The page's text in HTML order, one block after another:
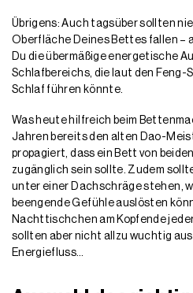
Übrigens: Auch tagsüber sollten
Oberfläche Deines Bettes fallen –
Du die übermäßige energetische
Schlafbereichs, die laut den Feng-
Schlaf führen könnte.
Was heute hilfreich beim
Jahren bereits den alten Dao-
propagiert, dass ein Bett von
zugänglich sein sollte. Zudem
unter einer Dachschräge stehen,
beengende Gefühle auslösten
Nachttischchen am Kopfende
sollten aber nicht allzu wuchtig
Energiefluss…